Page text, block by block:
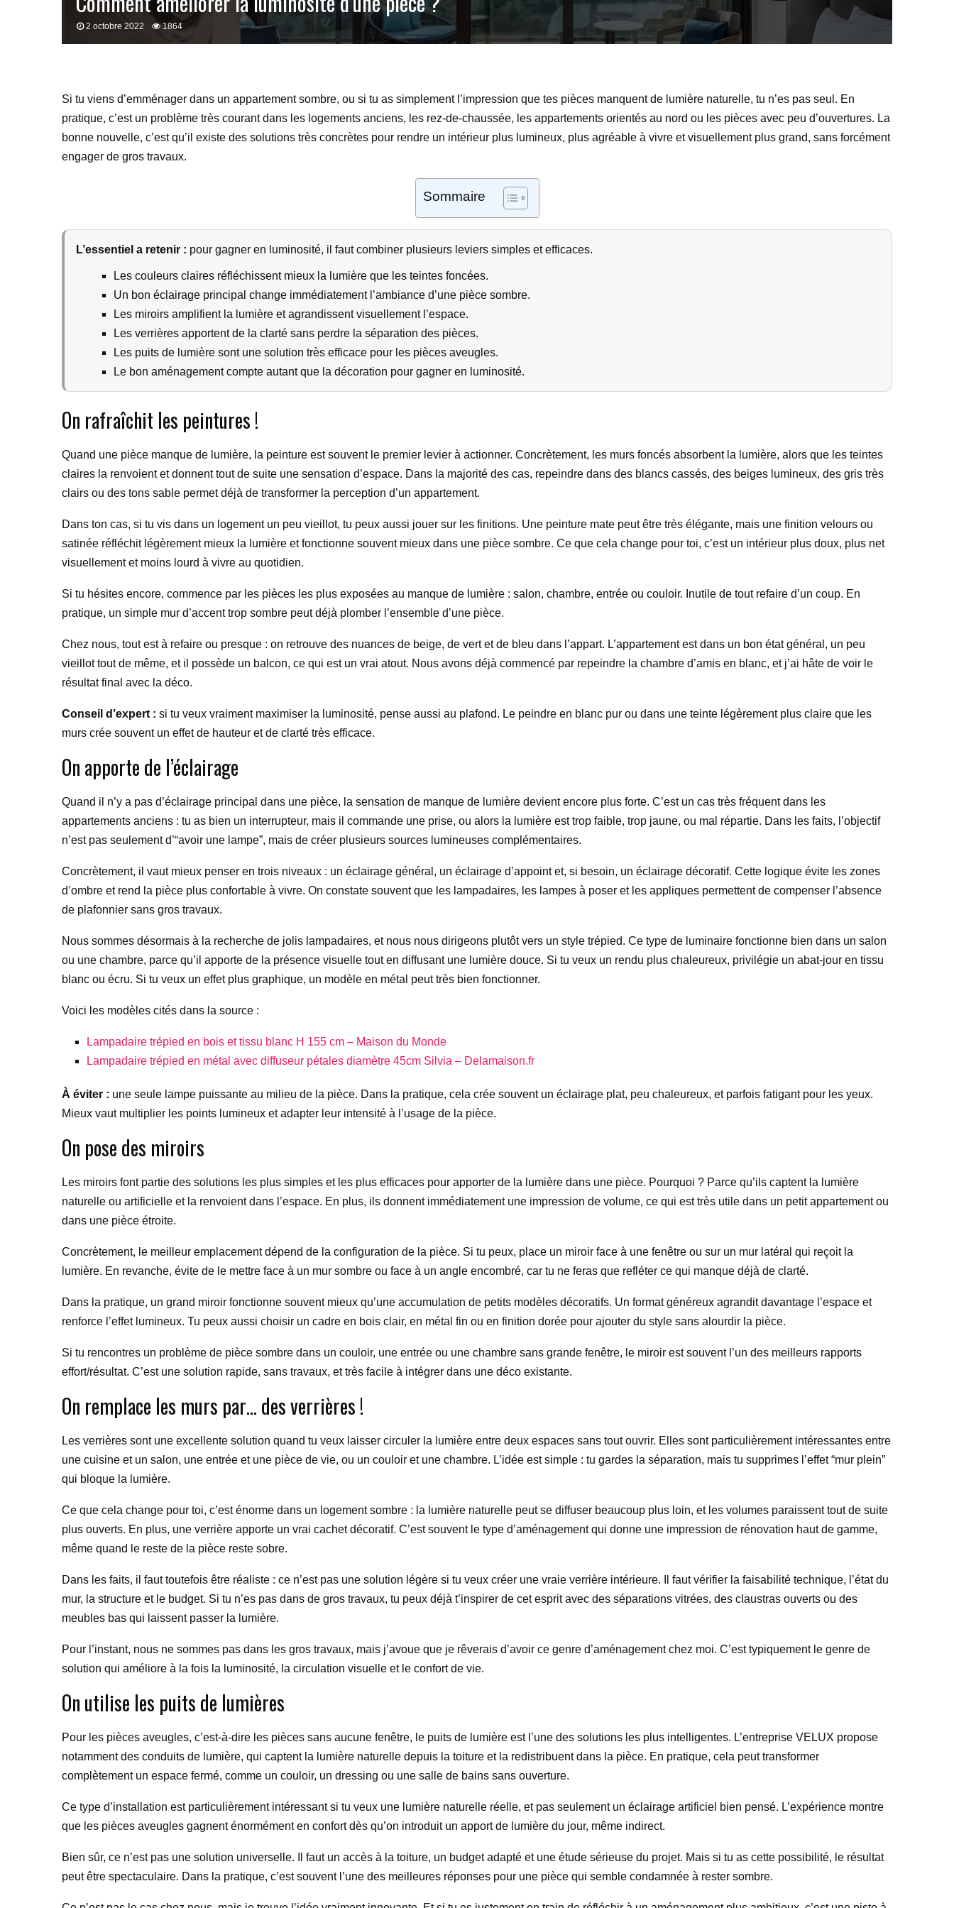
2 octobre 2022 1864
Si tu viens d’emménager dans un appartement sombre, ou si tu as simplement l’impression que tes pièces manquent de lumière naturelle, tu n’es pas seul. En
pratique, c’est un problème très courant dans les logements anciens, les rez-de-chaussée, les appartements orientés au nord ou les pièces avec peu d’ouvertures. La
bonne nouvelle, c’est qu’il existe des solutions très concrètes pour rendre un intérieur plus lumineux, plus agréable à vivre et visuellement plus grand, sans forcément
engager de gros travaux.
Sommaire
L’essentiel a retenir : pour gagner en luminosité, il faut combiner plusieurs leviers simples et efficaces.
Les couleurs claires réfléchissent mieux la lumière que les teintes foncées.
Un bon éclairage principal change immédiatement l’ambiance d’une pièce sombre.
Les miroirs amplifient la lumière et agrandissent visuellement l’espace.
Les verrières apportent de la clarté sans perdre la séparation des pièces.
Les puits de lumière sont une solution très efficace pour les pièces aveugles.
Le bon aménagement compte autant que la décoration pour gagner en luminosité.
On rafraîchit les peintures !
Quand une pièce manque de lumière, la peinture est souvent le premier levier à actionner. Concrètement, les murs foncés absorbent la lumière, alors que les teintes
claires la renvoient et donnent tout de suite une sensation d’espace. Dans la majorité des cas, repeindre dans des blancs cassés, des beiges lumineux, des gris très
clairs ou des tons sable permet déjà de transformer la perception d’un appartement.
Dans ton cas, si tu vis dans un logement un peu vieillot, tu peux aussi jouer sur les finitions. Une peinture mate peut être très élégante, mais une finition velours ou
satinée réfléchit légèrement mieux la lumière et fonctionne souvent mieux dans une pièce sombre. Ce que cela change pour toi, c’est un intérieur plus doux, plus net
visuellement et moins lourd à vivre au quotidien.
Si tu hésites encore, commence par les pièces les plus exposées au manque de lumière : salon, chambre, entrée ou couloir. Inutile de tout refaire d’un coup. En
pratique, un simple mur d’accent trop sombre peut déjà plomber l’ensemble d’une pièce.
Chez nous, tout est à refaire ou presque : on retrouve des nuances de beige, de vert et de bleu dans l’appart. L’appartement est dans un bon état général, un peu
vieillot tout de même, et il possède un balcon, ce qui est un vrai atout. Nous avons déjà commencé par repeindre la chambre d’amis en blanc, et j’ai hâte de voir le
résultat final avec la déco.
Conseil d’expert : si tu veux vraiment maximiser la luminosité, pense aussi au plafond. Le peindre en blanc pur ou dans une teinte légèrement plus claire que les
murs crée souvent un effet de hauteur et de clarté très efficace.
On apporte de l’éclairage
Quand il n’y a pas d’éclairage principal dans une pièce, la sensation de manque de lumière devient encore plus forte. C’est un cas très fréquent dans les
appartements anciens : tu as bien un interrupteur, mais il commande une prise, ou alors la lumière est trop faible, trop jaune, ou mal répartie. Dans les faits, l’objectif
n’est pas seulement d’“avoir une lampe”, mais de créer plusieurs sources lumineuses complémentaires.
Concrètement, il vaut mieux penser en trois niveaux : un éclairage général, un éclairage d’appoint et, si besoin, un éclairage décoratif. Cette logique évite les zones
d’ombre et rend la pièce plus confortable à vivre. On constate souvent que les lampadaires, les lampes à poser et les appliques permettent de compenser l’absence
de plafonnier sans gros travaux.
Nous sommes désormais à la recherche de jolis lampadaires, et nous nous dirigeons plutôt vers un style trépied. Ce type de luminaire fonctionne bien dans un salon
ou une chambre, parce qu’il apporte de la présence visuelle tout en diffusant une lumière douce. Si tu veux un rendu plus chaleureux, privilégie un abat-jour en tissu
blanc ou écru. Si tu veux un effet plus graphique, un modèle en métal peut très bien fonctionner.
Voici les modèles cités dans la source :
Lampadaire trépied en bois et tissu blanc H 155 cm – Maison du Monde
Lampadaire trépied en métal avec diffuseur pétales diamètre 45cm Silvia – Delamaison.fr
À éviter : une seule lampe puissante au milieu de la pièce. Dans la pratique, cela crée souvent un éclairage plat, peu chaleureux, et parfois fatigant pour les yeux.
Mieux vaut multiplier les points lumineux et adapter leur intensité à l’usage de la pièce.
On pose des miroirs
Les miroirs font partie des solutions les plus simples et les plus efficaces pour apporter de la lumière dans une pièce. Pourquoi ? Parce qu’ils captent la lumière
naturelle ou artificielle et la renvoient dans l’espace. En plus, ils donnent immédiatement une impression de volume, ce qui est très utile dans un petit appartement ou
dans une pièce étroite.
Concrètement, le meilleur emplacement dépend de la configuration de la pièce. Si tu peux, place un miroir face à une fenêtre ou sur un mur latéral qui reçoit la
lumière. En revanche, évite de le mettre face à un mur sombre ou face à un angle encombré, car tu ne feras que refléter ce qui manque déjà de clarté.
Dans la pratique, un grand miroir fonctionne souvent mieux qu’une accumulation de petits modèles décoratifs. Un format généreux agrandit davantage l’espace et
renforce l’effet lumineux. Tu peux aussi choisir un cadre en bois clair, en métal fin ou en finition dorée pour ajouter du style sans alourdir la pièce.
Si tu rencontres un problème de pièce sombre dans un couloir, une entrée ou une chambre sans grande fenêtre, le miroir est souvent l’un des meilleurs rapports
effort/résultat. C’est une solution rapide, sans travaux, et très facile à intégrer dans une déco existante.
On remplace les murs par… des verrières !
Les verrières sont une excellente solution quand tu veux laisser circuler la lumière entre deux espaces sans tout ouvrir. Elles sont particulièrement intéressantes entre
une cuisine et un salon, une entrée et une pièce de vie, ou un couloir et une chambre. L’idée est simple : tu gardes la séparation, mais tu supprimes l’effet “mur plein”
qui bloque la lumière.
Ce que cela change pour toi, c’est énorme dans un logement sombre : la lumière naturelle peut se diffuser beaucoup plus loin, et les volumes paraissent tout de suite
plus ouverts. En plus, une verrière apporte un vrai cachet décoratif. C’est souvent le type d’aménagement qui donne une impression de rénovation haut de gamme,
même quand le reste de la pièce reste sobre.
Dans les faits, il faut toutefois être réaliste : ce n’est pas une solution légère si tu veux créer une vraie verrière intérieure. Il faut vérifier la faisabilité technique, l’état du
mur, la structure et le budget. Si tu n’es pas dans de gros travaux, tu peux déjà t’inspirer de cet esprit avec des séparations vitrées, des claustras ouverts ou des
meubles bas qui laissent passer la lumière.
Pour l’instant, nous ne sommes pas dans les gros travaux, mais j’avoue que je rêverais d’avoir ce genre d’aménagement chez moi. C’est typiquement le genre de
solution qui améliore à la fois la luminosité, la circulation visuelle et le confort de vie.
On utilise les puits de lumières
Pour les pièces aveugles, c’est-à-dire les pièces sans aucune fenêtre, le puits de lumière est l’une des solutions les plus intelligentes. L’entreprise VELUX propose
notamment des conduits de lumière, qui captent la lumière naturelle depuis la toiture et la redistribuent dans la pièce. En pratique, cela peut transformer
complètement un espace fermé, comme un couloir, un dressing ou une salle de bains sans ouverture.
Ce type d’installation est particulièrement intéressant si tu veux une lumière naturelle réelle, et pas seulement un éclairage artificiel bien pensé. L’expérience montre
que les pièces aveugles gagnent énormément en confort dès qu’on introduit un apport de lumière du jour, même indirect.
Bien sûr, ce n’est pas une solution universelle. Il faut un accès à la toiture, un budget adapté et une étude sérieuse du projet. Mais si tu as cette possibilité, le résultat
peut être spectaculaire. Dans la pratique, c’est souvent l’une des meilleures réponses pour une pièce qui semble condamnée à rester sombre.